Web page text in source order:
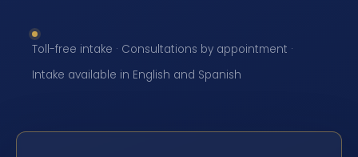
Toll-free intake · Consultations by appointment ·
Intake available in English and Spanish